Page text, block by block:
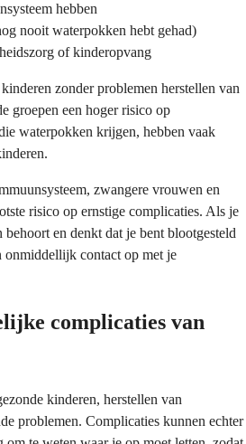
hebben
nooit waterpokken hebt gehad)
of kinderopvang
zonder problemen herstellen van
groepen een hoger risico op
waterpokken krijgen, hebben vaak
zwangere vrouwen en
risico op ernstige complicaties. Als je
behoort en denkt dat je bent blootgesteld
onmiddellijk contact op met je
complicaties van
kinderen, herstellen van
problemen. Complicaties kunnen echter